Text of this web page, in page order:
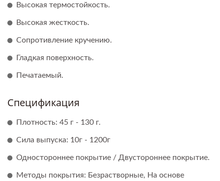
Высокая термостойкость.
Высокая жесткость.
Сопротивление кручению.
Гладкая поверхность.
Печатаемый.
Спецификация
Плотность: 45 г - 130 г.
Сила выпуска: 10г - 1200г
Одностороннее покрытие / Двустороннее покрытие.
Методы покрытия: Безрастворные, На основе